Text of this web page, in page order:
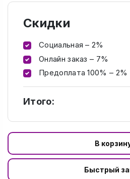
Скидки
Социальная – 2%
Онлайн заказ – 7%
Предоплата 100% – 2%
Итого:
В
Быстрый